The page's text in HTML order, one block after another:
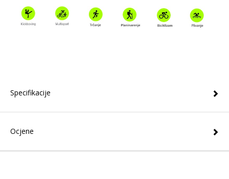
Specifikacije
Ocjene